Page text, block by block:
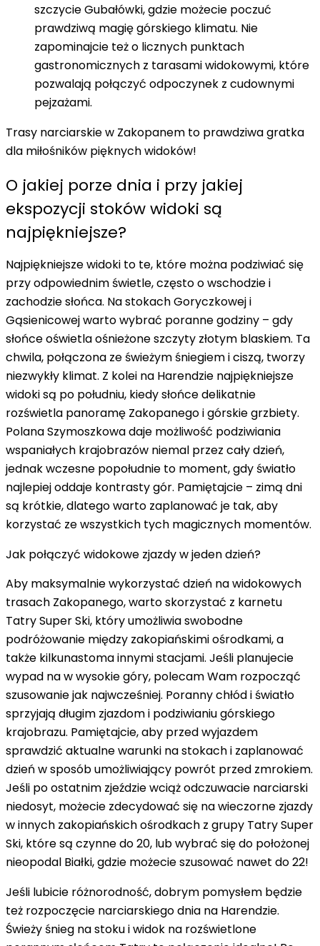
szczycie Gubałówki, gdzie możecie poczuć
prawdziwą magię górskiego klimatu. Nie
zapominajcie też o licznych punktach
gastronomicznych z tarasami widokowymi, które
pozwalają połączyć odpoczynek z cudownymi
pejzażami.
Trasy narciarskie w Zakopanem to prawdziwa gratka
dla miłośników pięknych widoków!
O jakiej porze dnia i przy jakiej
ekspozycji stoków widoki są
najpiękniejsze?
Najpiękniejsze widoki to te, które można podziwiać się
przy odpowiednim świetle, często o wschodzie i
zachodzie słońca. Na stokach Goryczkowej i
Gąsienicowej warto wybrać poranne godziny – gdy
słońce oświetla ośnieżone szczyty złotym blaskiem. Ta
chwila, połączona ze świeżym śniegiem i ciszą, tworzy
niezwykły klimat. Z kolei na Harendzie najpiękniejsze
widoki są po południu, kiedy słońcedelikatnie
rozświetla panoramę Zakopanego i górskie grzbiety.
Polana Szymoszkowa daje możliwość podziwiania
wspaniałych krajobrazów niemal przez cały dzień,
jednak wczesne popołudnie to moment, gdy światło
najlepiej oddaje kontrasty gór. Pamiętajcie – zimą dni
są krótkie, dlatego warto zaplanować je tak, aby
korzystać ze wszystkich tych magicznych momentów.
Jak połączyć widokowe zjazdy w jeden dzień?
Aby maksymalnie wykorzystać dzień na widokowych
trasach Zakopanego, warto skorzystać z karnetu
Tatry Super Ski, który umożliwia swobodne
podróżowanie między zakopiańskimi ośrodkami, a
także kilkunastoma innymi stacjami. Jeśli planujecie
wypad na w wysokie góry, polecam Wam rozpocząć
szusowanie jak najwcześniej. Poranny chłód i światło
sprzyjają długim zjazdom i podziwianiu górskiego
krajobrazu. Pamiętajcie, aby przed wyjazdem
sprawdzić aktualne warunki na stokachi zaplanować
dzień w sposób umożliwiający powrót przed zmrokiem.
Jeśli po ostatnim zjeździe wciąż odczuwacie narciarski
niedosyt, możecie zdecydować się na wieczorne zjazdy
w innych zakopiańskich ośrodkach z grupy Tatry Super
Ski, które są czynne do 20, lub wybrać się do położonej
nieopodal Białki, gdzie możecie szusować nawet do 22!
Jeśli lubicie różnorodność, dobrym pomysłem będzie
też rozpoczęcie narciarskiego dnia na Harendzie.
Świeży śnieg na stoku i widok na rozświetlone